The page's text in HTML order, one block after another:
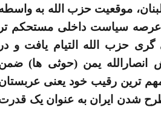
موقعیت حزب­ الله به
سیاست داخلی مستحکم­ تر
حزب­ الله التیام یافت و در
انصارالله یمن (حوثی­ ها)
­ترین رقیب خود یعنی
شدن ایران به عنوان یک